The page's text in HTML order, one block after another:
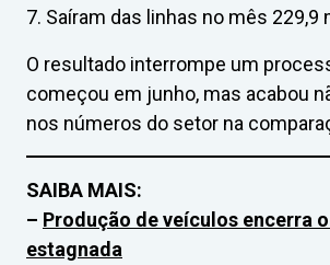
7. Saíram das linhas no mês 229,9
O resultado interrompe um
começou em junho, mas acabou
nos números do setor na
SAIBA MAIS:
– Produção de veículos encerra
estagnada